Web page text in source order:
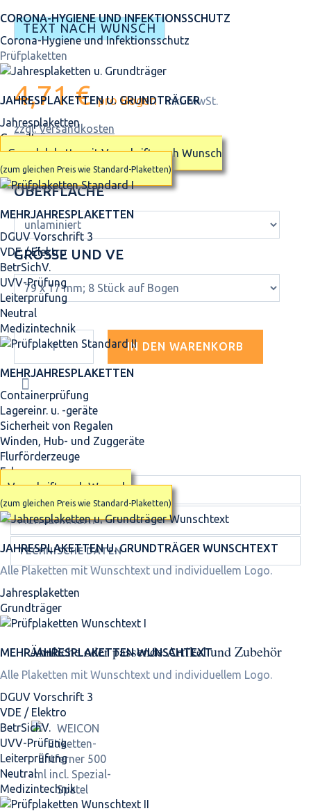
CORONA-HYGIENE UND INFEKTIONSSCHUTZ
Corona-Hygiene und Infektionsschutz
Prüfplaketten
JAHRES­PLAKETTEN U. GRUNDTRÄGER
Jahresplaketten
Grundträger
Grundplakette mit Vorschrift nach Wunsch
(zum gleichen Preis wie Standard-Plaketten)
MEHRJAHRES­PLAKETTEN
DGUV Vorschrift 3
VDE / Elektro
BetrSichV.
UVV-Prüfung
Leiterprüfung
Neutral
Medizintechnik
MEHRJAHRES­PLAKETTEN
Containerprüfung
Lagereinr. u. -geräte
Sicherheit von Regalen
Winden, Hub- und Zuggeräte
Flurförderzeuge
Fahrzeuge
Vorschrift nach Wunsch
(zum gleichen Preis wie Standard-Plaketten)
JAHRES­PLAKETTEN U. GRUNDTRÄGER WUNSCHTEXT
Alle Plaketten mit Wunschtext und individuellem Logo.
Jahresplaketten
Grundträger
MEHRJAHRES­PLAKETTEN WUNSCHTEXT
Alle Plaketten mit Wunschtext und individuellem Logo.
DGUV Vorschrift 3
VDE / Elektro
BetrSichV.
UVV-Prüfung
Leiterprüfung
Neutral
Medizintechnik
TEXT NACH WUNSCH
4,71 € pro Bogen inkl. MwSt.
zzgl. Versandkosten
OBERFLÄCHE
GRÖSSE UND VE
IN DEN WARENKORB
MENGENRABATT
TECHNISCHE DATEN
Ähnliche oder passende Artikel und Zubehör